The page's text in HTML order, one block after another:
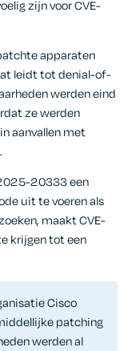
zijn voor CVE-
apparaten
leidt tot denial-of-
werden eind
ze werden
aanvallen met
20333 een
uit te voeren als
maakt CVE-
krijgen tot een
Cisco
patching
werden al